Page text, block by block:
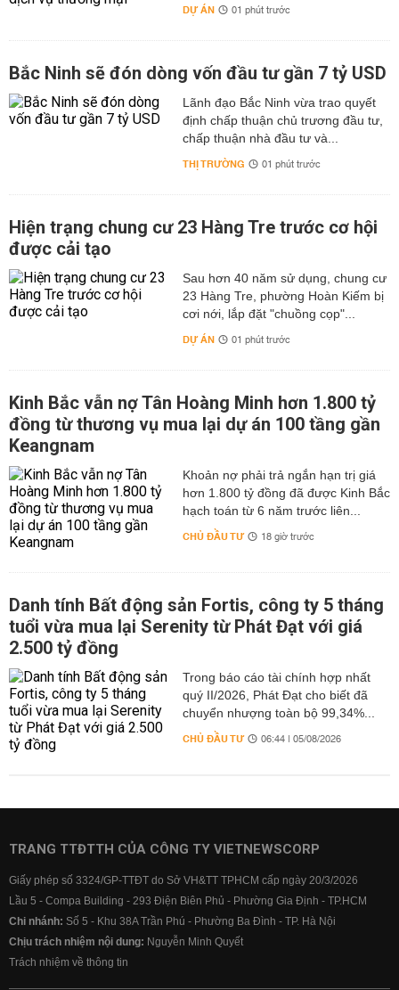
DỰ ÁN 01 phút trước
Bắc Ninh sẽ đón dòng vốn đầu tư gần 7 tỷ USD
Lãnh đạo Bắc Ninh vừa trao quyết
định chấp thuận chủ trương đầu tư,
chấp thuận nhà đầu tư và...
THỊ TRƯỜNG 01 phút trước
Hiện trạng chung cư 23 Hàng Tre trước cơ hội
được cải tạo
Sau hơn 40 năm sử dụng, chung cư
23 Hàng Tre, phường Hoàn Kiếm bị
cơi nới, lắp đặt "chuồng cọp"...
DỰ ÁN 01 phút trước
Kinh Bắc vẫn nợ Tân Hoàng Minh hơn 1.800 tỷ
đồng từ thương vụ mua lại dự án 100 tầng gần
Keangnam
hơn 1.800 tỷ đồng đã được Kinh Bắc
hạch toán từ 6 năm trước liên...
CHỦ ĐẦU TƯ 18 giờ trước
Danh tính Bất động sản Fortis, công ty 5 tháng
tuổi vừa mua lại Serenity từ Phát Đạt với giá
2.500 tỷ đồng
Trong báo cáo tài chính hợp nhất
quý II/2026, Phát Đạt cho biết đã
chuyển nhượng toàn bộ 99,34%...
CHỦ ĐẦU TƯ 06:44 | 05/08/2026
TRANG TTĐTTH CỦA CÔNG TY VIETNEWSCORP
Giấy phép số 3324/GP-TTĐT do Sở VH&TT TPHCM cấp ngày 20/3/2026
Lầu 5 - Compa Building - 293 Điện Biên Phủ - Phường Gia Định - TP.HCM
Chi nhánh: Số 5 - Khu 38A Trần Phú - Phường Ba Đình - TP. Hà Nội
Chịu trách nhiệm nội dung: Nguyễn Minh Quyết
Trách nhiệm về thông tin